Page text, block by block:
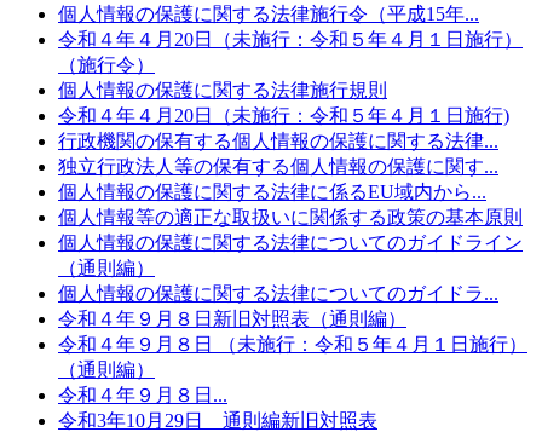
個人情報の保護に関する法律施行令（平成15年...
令和４年４月20日（未施行：令和５年４月１日施行）
（施行令）
個人情報の保護に関する法律施行規則
令和４年４月20日（未施行：令和５年４月１日施行)
行政機関の保有する個人情報の保護に関する法律...
独立行政法人等の保有する個人情報の保護に関す...
個人情報の保護に関する法律に係るEU域内から...
個人情報等の適正な取扱いに関係する政策の基本原則
個人情報の保護に関する法律についてのガイドライン
（通則編）
個人情報の保護に関する法律についてのガイドラ...
令和４年９月８日新旧対照表（通則編）
令和４年９月８日 （未施行：令和５年４月１日施行）
（通則編）
令和４年９月８日...
令和3年10月29日 通則編新旧対照表